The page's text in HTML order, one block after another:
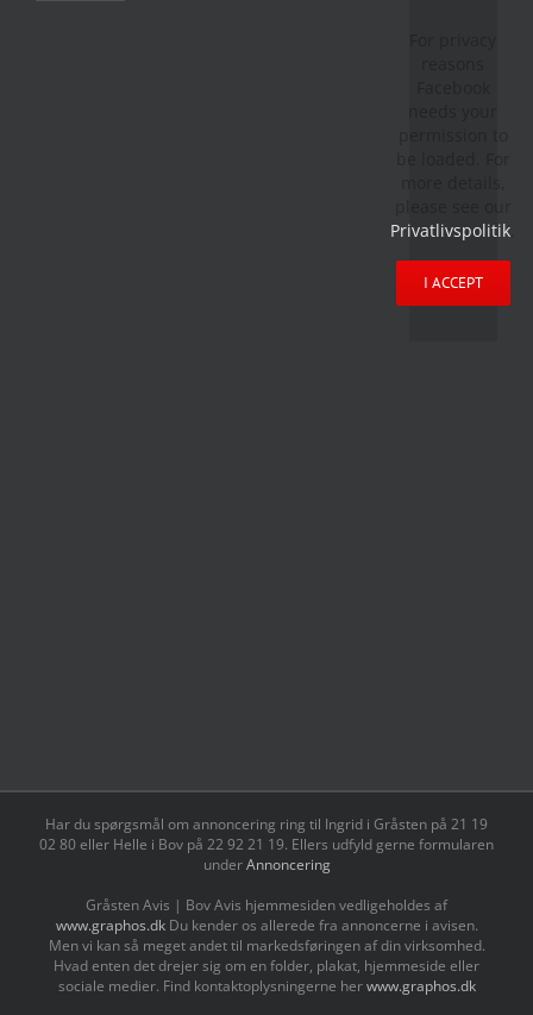
Privatlivspolitik
I ACCEPT
Har du spørgsmål om annoncering ring til Ingrid i Gråsten på 21 19
02 80 ‬eller Helle i Bov på 22 92 21 19‬. Ellers udfyld gerne formularen
underAnnoncering
Gråsten Avis | Bov Avis hjemmesiden vedligeholdes af
www.graphos.dk Du kender os allerede fra annoncerne i avisen.
Men vi kan så meget andet til markedsføringen af din virksomhed.
Hvad enten det drejer sig om en folder, plakat, hjemmeside eller
sociale medier. Find kontaktoplysningerne herwww.graphos.dk